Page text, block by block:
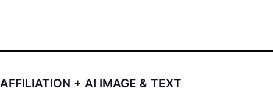
AFFILIATION + AI IMAGE & TEXT